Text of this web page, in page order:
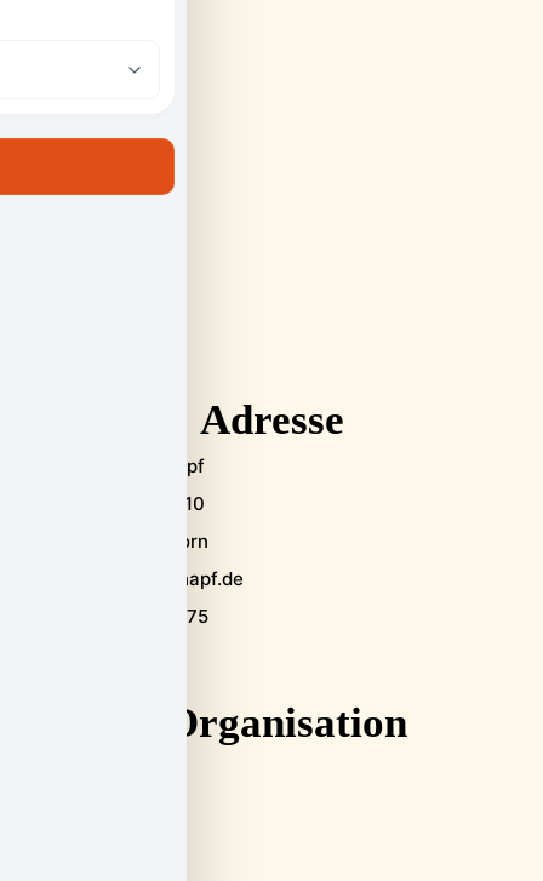
Adresse
PaderFutterNapf
Alte Torgasse 10
33098 Paderborn
info@paderfutternapf.de
+49 175 9565275
Organisation